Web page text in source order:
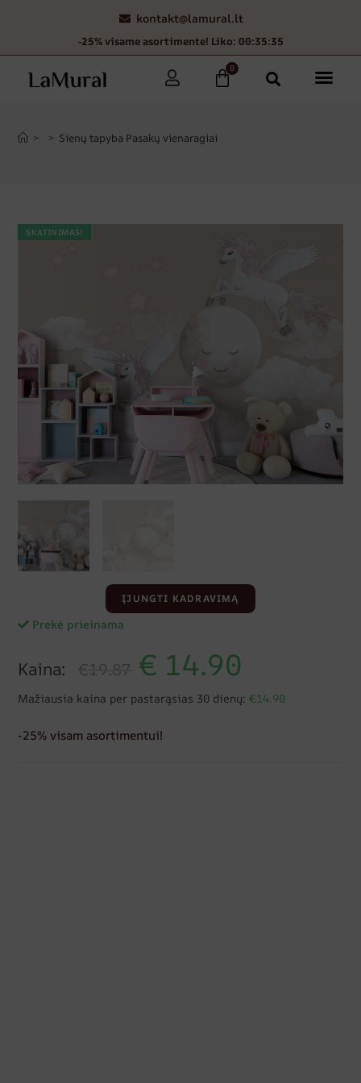
kontakt@lamural.lt
-25% visame asortimente! Liko: 00:35:34
0
> > Sienų tapyba Pasakų vienaragiai
SKATINIMAS!
ĮJUNGTI KADRAVIMĄ
Prekė prieinama
Kaina: €19.87 € 14.90
Mažiausia kaina per pastarąsias 30 dienų: €14.90
-25% visam asortimentui!